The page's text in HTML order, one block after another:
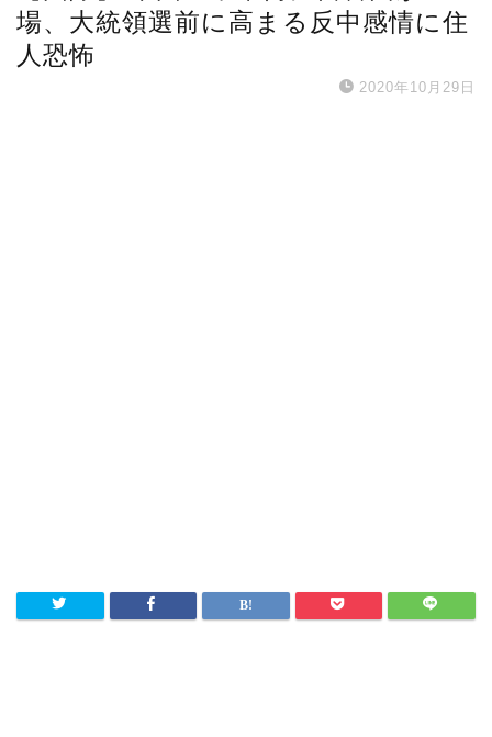
場、大統領選前に高まる反中感情に住
人恐怖
2020年10月29日